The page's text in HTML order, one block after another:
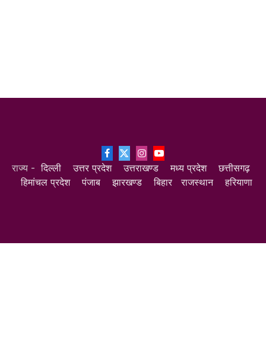
Facebook
X
(Twitter)
InstagramYouTube
राज्य -दिल्ली उत्तर प्रदेश उत्तराखण्ड मध्य प्रदेश
छत्तीसगढ़
हिमांचल प्रदेश
पंजाब झारखण्ड बिहार राजस्थान हरियाणा